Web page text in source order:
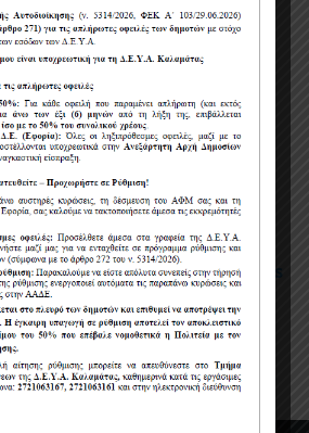
Πολιτική χρήσης cookies
Όροι χρήσης
Προσωπικών Δεδομένων